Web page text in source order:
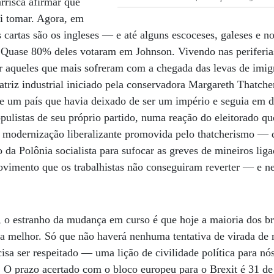
tomar. Agora, em
cartas são os ingleses — e até alguns escoceses, galeses e
80% deles votaram em Johnson. Vivendo nas
aqueles que mais sofreram com a chegada das levas de
industrial iniciado pela conservadora Margareth
um país que havia deixado de ser um império e seguia em
de seu próprio partido, numa reação do eleitorado
liberalizante promovida pelo thatcherismo —
Polônia socialista para sufocar as greves de mineiros
que os trabalhistas não conseguiram reverter — e
o estranho da mudança em curso é que hoje a maioria dos
melhor. Só que não haverá nenhuma tentativa de virada
ser respeitado — uma lição de civilidade política para
prazo acertado com o bloco europeu para o Brexit é 31